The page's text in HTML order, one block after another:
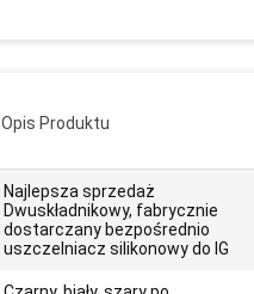
Opis Produktu
Najlepsza sprzedaż
Dwuskładnikowy, fabrycznie
dostarczany bezpośrednio
uszczelniacz silikonowy do IG